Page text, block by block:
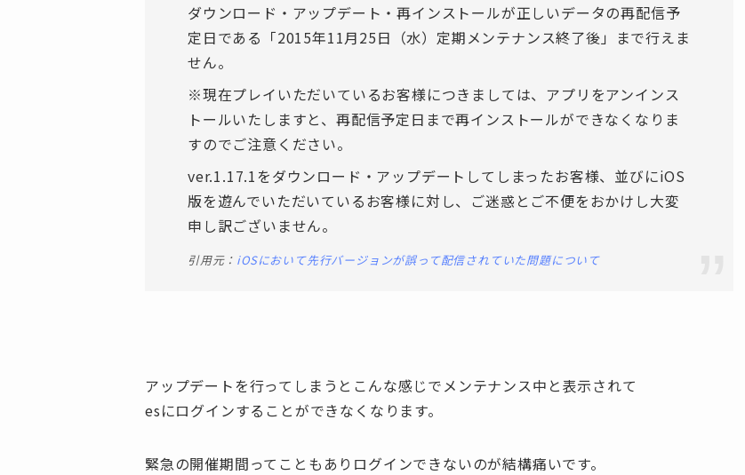
ダウンロード・アップデート・再インストールが正しいデータの再配信予
定日である「2015年11月25日（水）定期メンテナンス終了後」まで行えま
せん。
※現在プレイいただいているお客様につきましては、アプリをアンインス
トールいたしますと、再配信予定日まで再インストールができなくなりま
すのでご注意ください。
ver.1.17.1をダウンロード・アップデートしてしまったお客様、並びにiOS
版を遊んでいただいているお客様に対し、ご迷惑とご不便をおかけし大変
申し訳ございません。
引用元： iOSにおいて先行バージョンが誤って配信されていた問題について
アップデートを行ってしまうとこんな感じでメンテナンス中と表示されて
esにログインすることができなくなります。
緊急の開催期間ってこともありログインできないのが結構痛いです。